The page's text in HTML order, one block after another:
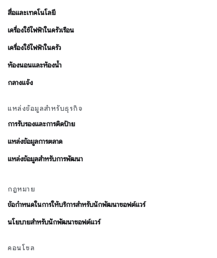
สื่อและเทคโนโลยี
เครื่องใช้ไฟฟ้าในครัวเรือน
เครื่องใช้ไฟฟ้าในครัว
ห้องนอนและห้องน้ำ
กลางแจ้ง
แหล่งข้อมูลสำหรับธุรกิจ
การรับรองและการติดป้าย
แหล่งข้อมูลการตลาด
แหล่งข้อมูลสำหรับการพัฒนา
กฎหมาย
ข้อกำหนดในการให้บริการสำหรับนักพัฒนาซอฟต์แวร์
นโยบายสำหรับนักพัฒนาซอฟต์แวร์
คอนโซล